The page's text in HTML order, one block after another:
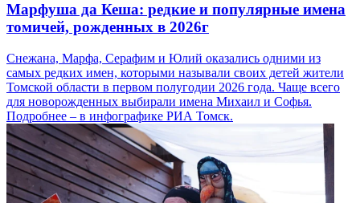
Марфуша да Кеша: редкие и популярные имена
томичей, рожденных в 2026г
Снежана, Марфа, Серафим и Юлий оказались одними из
самых редких имен, которыми называли своих детей жители
Томской области в первом полугодии 2026 года. Чаще всего
для новорожденных выбирали имена Михаил и Софья.
Подробнее – в инфографике РИА Томск.